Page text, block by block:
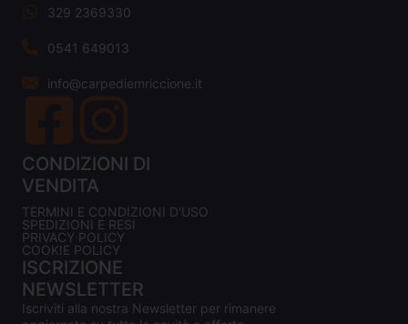
329 2369330
0541 649013
info@carpediemriccione.it
CONDIZIONI DI
VENDITA
TERMINI E CONDIZIONI D'USO
SPEDIZIONI E RESI
PRIVACY POLICY
COOKIE POLICY
ISCRIZIONE
NEWSLETTER
Iscriviti alla nostra Newsletter per rimanere